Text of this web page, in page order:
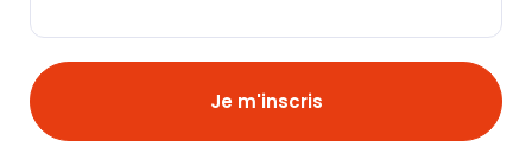
Je m'inscris